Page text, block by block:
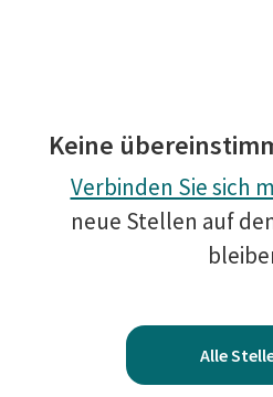
Keine
Verbinden Sie sich
neue Stellen auf
Alle